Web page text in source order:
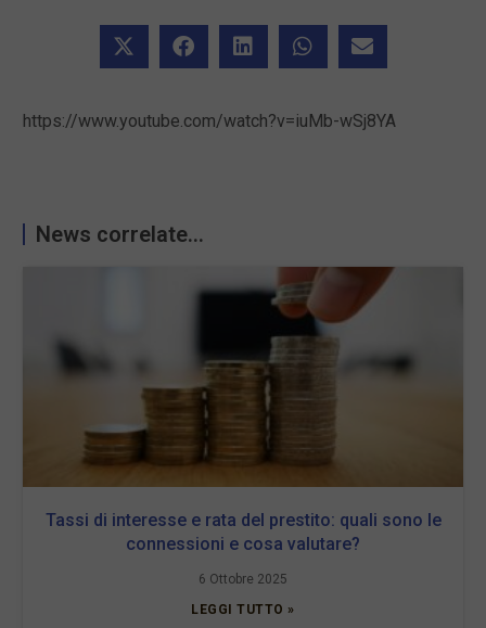
https://www.youtube.com/watch?v=iuMb-wSj8YA
News correlate...
Tassi di interesse e rata del prestito: quali sono le
connessioni e cosa valutare?
6 Ottobre 2025
LEGGI TUTTO »